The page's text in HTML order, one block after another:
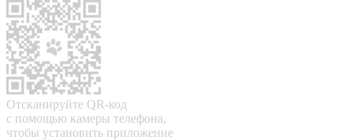
Отсканируйте QR-код
с помощью камеры телефона,
чтобы установить приложение